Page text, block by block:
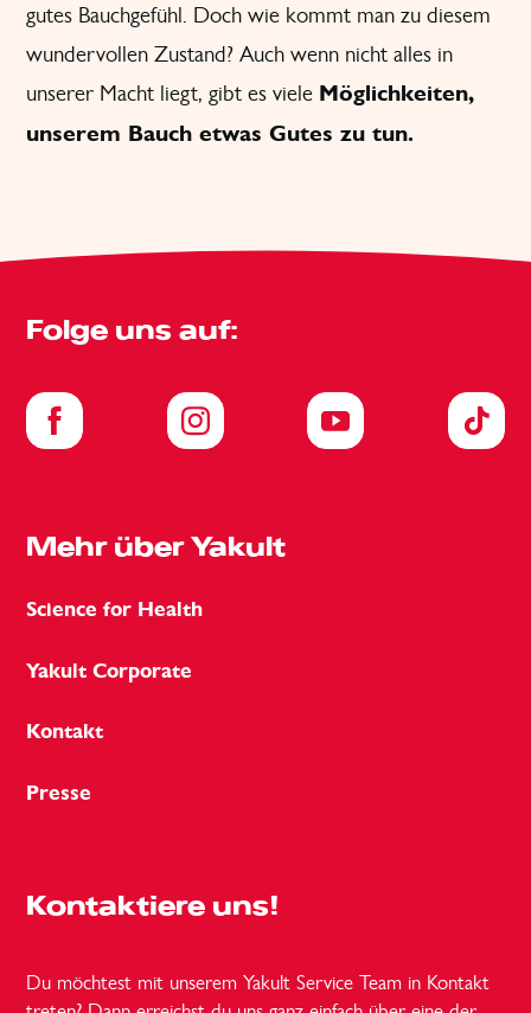
gutes Bauchgefühl. Doch wie kommt man zu diesem
wundervollen Zustand? Auch wenn nicht alles in
unserer Macht liegt, gibt es viele Möglichkeiten,
unserem Bauch etwas Gutes zu tun.
Folge uns auf:
Mehr über Yakult
Science for Health
Yakult Corporate
Kontakt
Presse
Kontaktiere uns!
Du möchtest mit unserem Yakult Service Team in Kontakt